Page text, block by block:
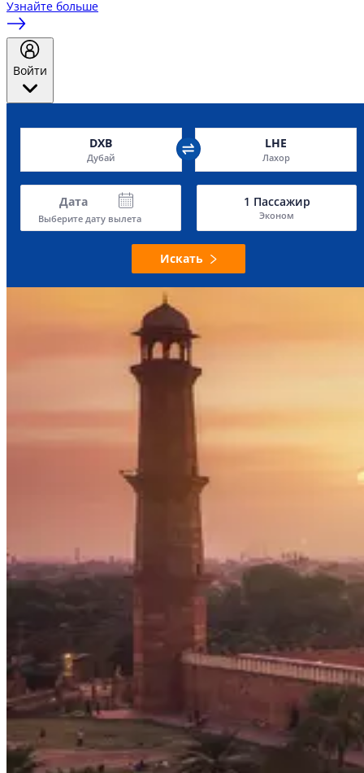
Узнайте больше
Войти
DXB
Дубай
LHE
Лахор
Дата
Выберите дату вылета
1 Пассажир
Эконом
Искать